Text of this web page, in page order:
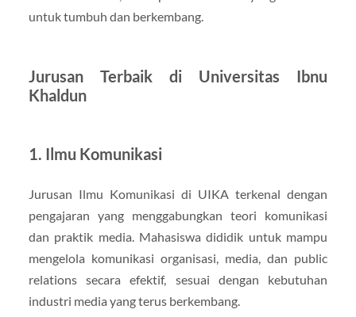
untuk tumbuh dan berkembang.
Jurusan Terbaik di Universitas Ibnu
Khaldun
1. Ilmu Komunikasi
Jurusan Ilmu Komunikasi di UIKA terkenal dengan
pengajaran yang menggabungkan teori komunikasi
dan praktik media. Mahasiswa dididik untuk mampu
mengelola komunikasi organisasi, media, dan public
relations secara efektif, sesuai dengan kebutuhan
industri media yang terus berkembang.